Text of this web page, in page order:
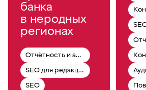
банка
в неродных
регионах
Отчётность и аналитика
SEO для редакции
SEO